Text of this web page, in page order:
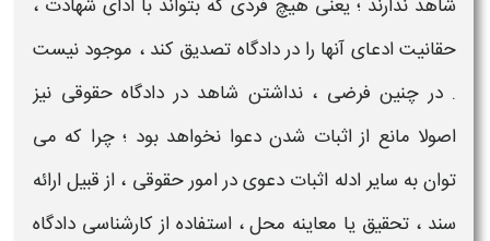
شاهد ندارند ؛ یعنی هیچ فردی که بتواند با ادای شهادت ،
حقانیت ادعای آنها را در دادگاه تصدیق کند ، موجود نیست
. در چنین فرضی ، نداشتن شاهد در دادگاه حقوقی نیز
اصولا مانع از اثبات شدن دعوا نخواهد بود ؛ چرا که می
توان به سایر ادله اثبات دعوی در امور حقوقی ، از قبیل ارائه
سند ، تحقیق یا معاینه محل ، استفاده از کارشناسی دادگاه